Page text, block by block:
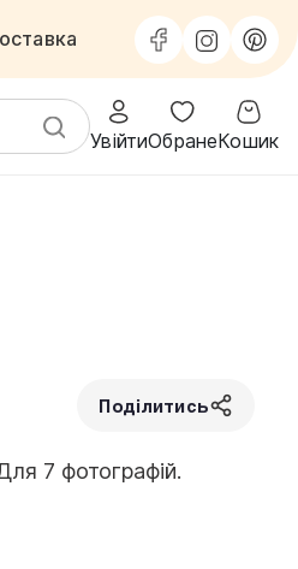
УвійтиОбранеКошик
Поділитись
7 фотографій.